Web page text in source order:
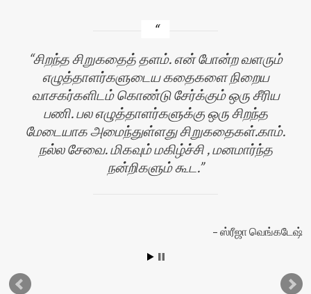
சிறந்த சிறுகதைத் தளம். என் போன்ற வளரும்
எழுத்தாளர்களுடைய கதைகளை நிறைய
வாசகர்களிடம் கொண்டு சேர்க்கும் ஒரு சீரிய
பணி. பல எழுத்தாளர்களுக்கு ஒரு சிறந்த
மேடையாக அமைந்துள்ளது சிறுகதைகள்.காம்.
நல்ல சேவை. மிகவும் மகிழ்ச்சி , மனமார்ந்த
நன்றிகளும் கூட.
ஸ்ரீஜா வெங்கடேஷ்